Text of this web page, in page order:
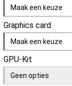
Maak een keuze
Graphics card
Maak een keuze
GPU-Kit
Geen opties